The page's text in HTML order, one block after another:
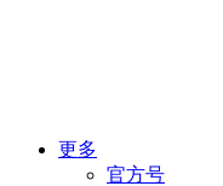
更多
官方号